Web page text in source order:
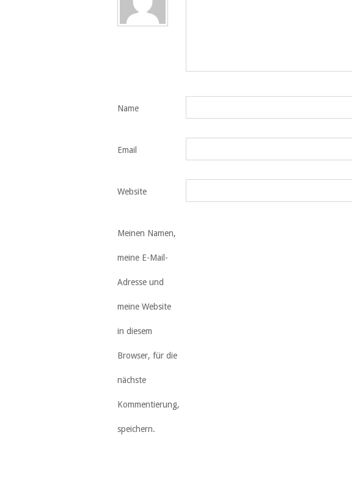
Name
Email
Website
Meinen Namen,
meine E-Mail-
Adresse und
meine Website
in diesem
Browser, für die
nächste
Kommentierung,
speichern.